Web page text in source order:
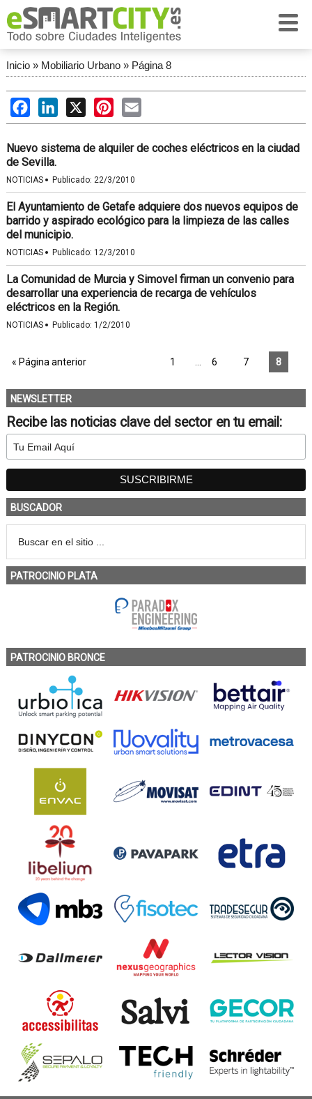
Inicio» Mobiliario Urbano» Página 8
FacebookLinkedIn
X PinterestEmail
Nuevo sistema de alquiler de coches eléctricos en la ciudad
de Sevilla.
NOTICIAS · Publicado: 22/3/2010
El Ayuntamiento de Getafe adquiere dos nuevos equipos de
barrido y aspirado ecológico para la limpieza de las calles
del municipio.
NOTICIAS · Publicado: 12/3/2010
La Comunidad de Murcia y Simovel firman un convenio para
desarrollar una experiencia de recarga de vehículos
eléctricos en la Región.
NOTICIAS · Publicado: 1/2/2010
« Página anterior 1 6 7 8
NEWSLETTER
Recibe las noticias clave del sector en tu email:
BUSCADOR
PATROCINIO PLATA
PATROCINIO BRONCE